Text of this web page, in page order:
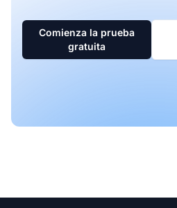
Comienza la prueba
gratuita